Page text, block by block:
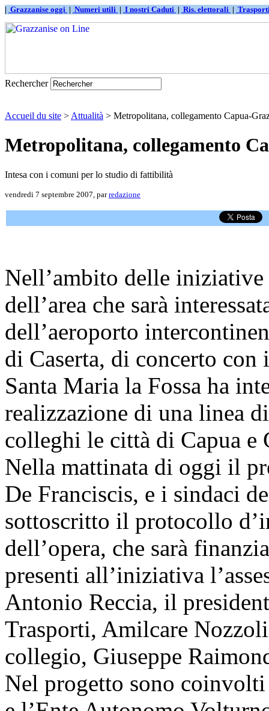
| Grazzanise oggi | Numeri utili | I nostri Caduti | Ris. elettorali |
Rechercher
Accueil du site > Attualità > Metropolitana, collegamento Capua-
Metropolitana, collegamento
Intesa con i comuni per lo studio di fattibilità
vendredi 7 septembre 2007, parredazione
Nell’ambito delle
dell’area che sarà
dell’aeroporto
di Caserta, di concerto con
Santa Maria la Fossa ha
realizzazione di una linea
colleghi le città di Capua e
Nella mattinata di oggi il
De Franciscis, e i sindaci
sottoscritto il protocollo
dell’opera, che sarà
presenti all’iniziativa
Antonio Reccia, il
Trasporti, Amilcare
collegio, Giuseppe
Nel progetto sono